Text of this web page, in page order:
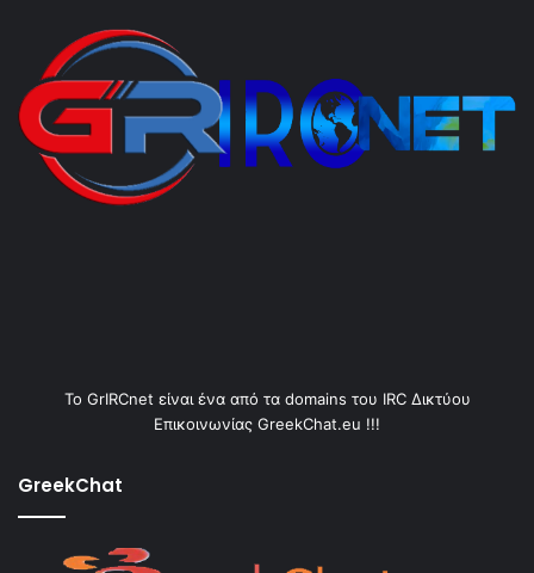
Το GrIRCnet είναι ένα από τα domains του IRC Δικτύου
Επικοινωνίας GreekChat.eu !!!
GreekChat